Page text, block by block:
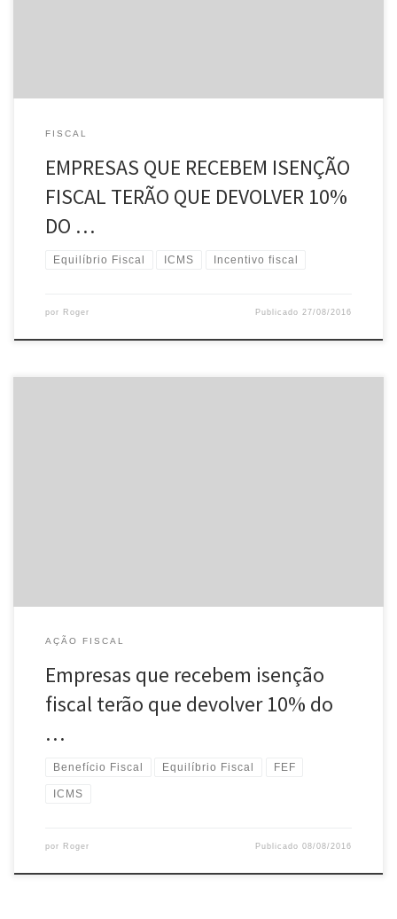
FISCAL
EMPRESAS QUE RECEBEM ISENÇÃO
FISCAL TERÃO QUE DEVOLVER 10%
DO …
Equilíbrio Fiscal ICMS Incentivo fiscal
por Roger Publicado 27/08/2016
AÇÃO FISCAL
Empresas que recebem isenção
fiscal terão que devolver 10% do
…
Benefício Fiscal Equilíbrio Fiscal FEF
ICMS
por Roger Publicado08/08/2016